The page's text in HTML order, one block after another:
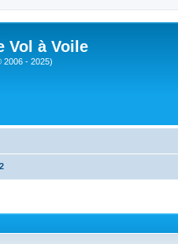
Vol à Voile
2006 - 2025)